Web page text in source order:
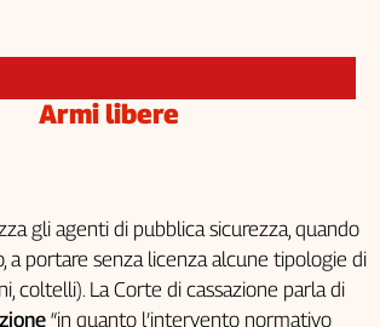
Armi libere
gli agenti di pubblica sicurezza, quando
a portare senza licenza alcune tipologie di
coltelli). La Corte di cassazione parla di
“in quanto l’intervento normativo